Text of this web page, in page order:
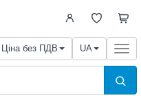
Ціна без ПДВ UA